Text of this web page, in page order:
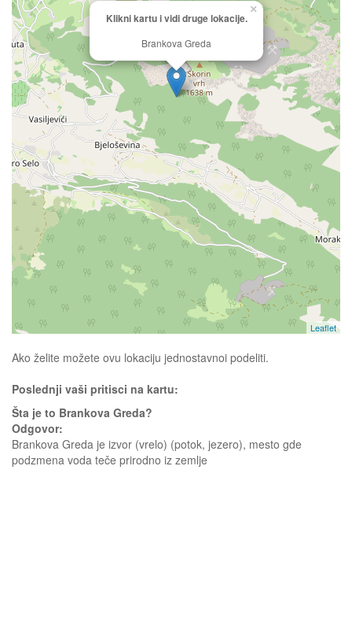
Klikni kartu i vidi druge lokacije.
Brankova Greda
×
Leaflet
Ako želite možete ovu lokaciju jednostavnoi podeliti.
Poslednji vaši pritisci na kartu:
Šta je to Brankova Greda?
Odgovor:
Brankova Greda je izvor (vrelo) (potok, jezero), mesto gde
podzmena voda teče prirodno iz zemlje